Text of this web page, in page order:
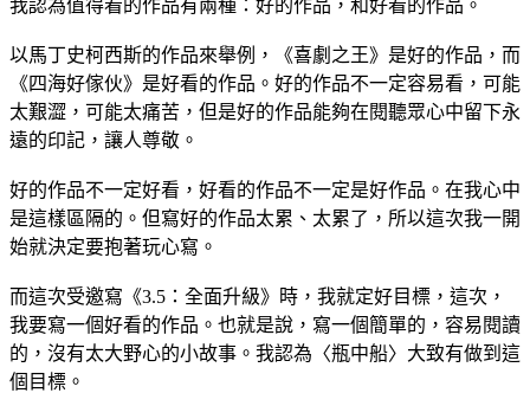
我認為值得看的作品有兩種：好的作品，和好看的作品。
以馬丁史柯西斯的作品來舉例，《喜劇之王》是好的作品，而
《四海好傢伙》是好看的作品。好的作品不一定容易看，可能
太艱澀，可能太痛苦，但是好的作品能夠在閱聽眾心中留下永
遠的印記，讓人尊敬。
好的作品不一定好看，好看的作品不一定是好作品。在我心中
是這樣區隔的。但寫好的作品太累、太累了，所以這次我一開
始就決定要抱著玩心寫。
而這次受邀寫《3.5：全面升級》時，我就定好目標，這次，
我要寫一個好看的作品。也就是說，寫一個簡單的，容易閱讀
的，沒有太大野心的小故事。我認為〈瓶中船〉大致有做到這
個目標。